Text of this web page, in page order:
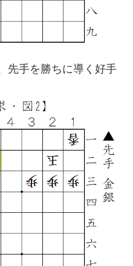
先手を勝ちに導く好手